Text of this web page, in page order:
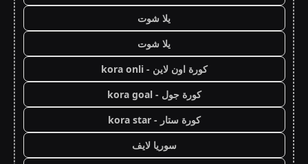
يلا شوت
يلا شوت
كورة اون لاين - kora onli
كورة جول - kora goal
كورة ستار - kora star
سوريا لايف